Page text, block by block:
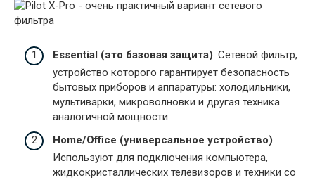
Essential (это базовая защита) . Сетевой фильтр,
устройство которого гарантирует безопасность
бытовых приборов и аппаратуры: холодильники,
мультиварки, микроволновки и другая техника
аналогичной мощности.
Home/Office (универсальное устройство).
Используют для подключения компьютера,
жидкокристаллических телевизоров и техники со